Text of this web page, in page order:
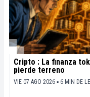
Cripto : La finanza
pierde terreno
VIE 07 AGO 2026 ▪ 6 MIN DE